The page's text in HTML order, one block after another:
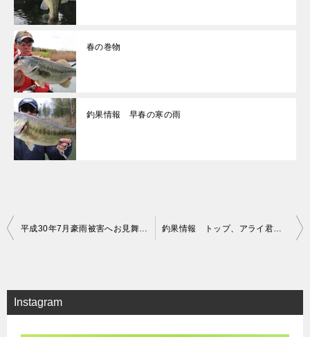
春の巻物
釣果情報 早春の寒の雨
投
ビ
ゲ
平成30年7月豪雨被害へお見舞い申し上げます。 釣果情報 トップ、アライ君でナイスフィッシュ！！！
Instagram